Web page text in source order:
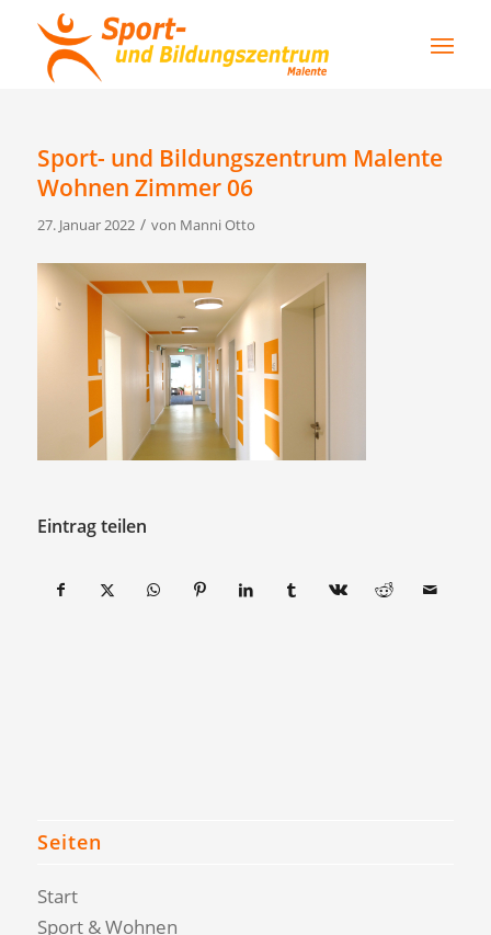
Sport- und Bildungszentrum Malente
Wohnen Zimmer 06
27. Januar 2022 / von Manni Otto
Eintrag teilen
Seiten
Start
Sport & Wohnen